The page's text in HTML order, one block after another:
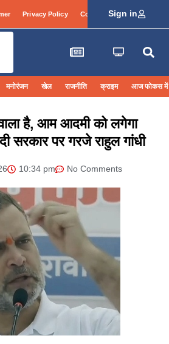
Privacy Policy Contact Info Login
Sign in
मनोरंजन खेल राजनीति क्राइम आज फोकस में
है, आम आदमी को लगेगा
सरकार पर गरजे राहुल गांधी
10:34 pm No Comments